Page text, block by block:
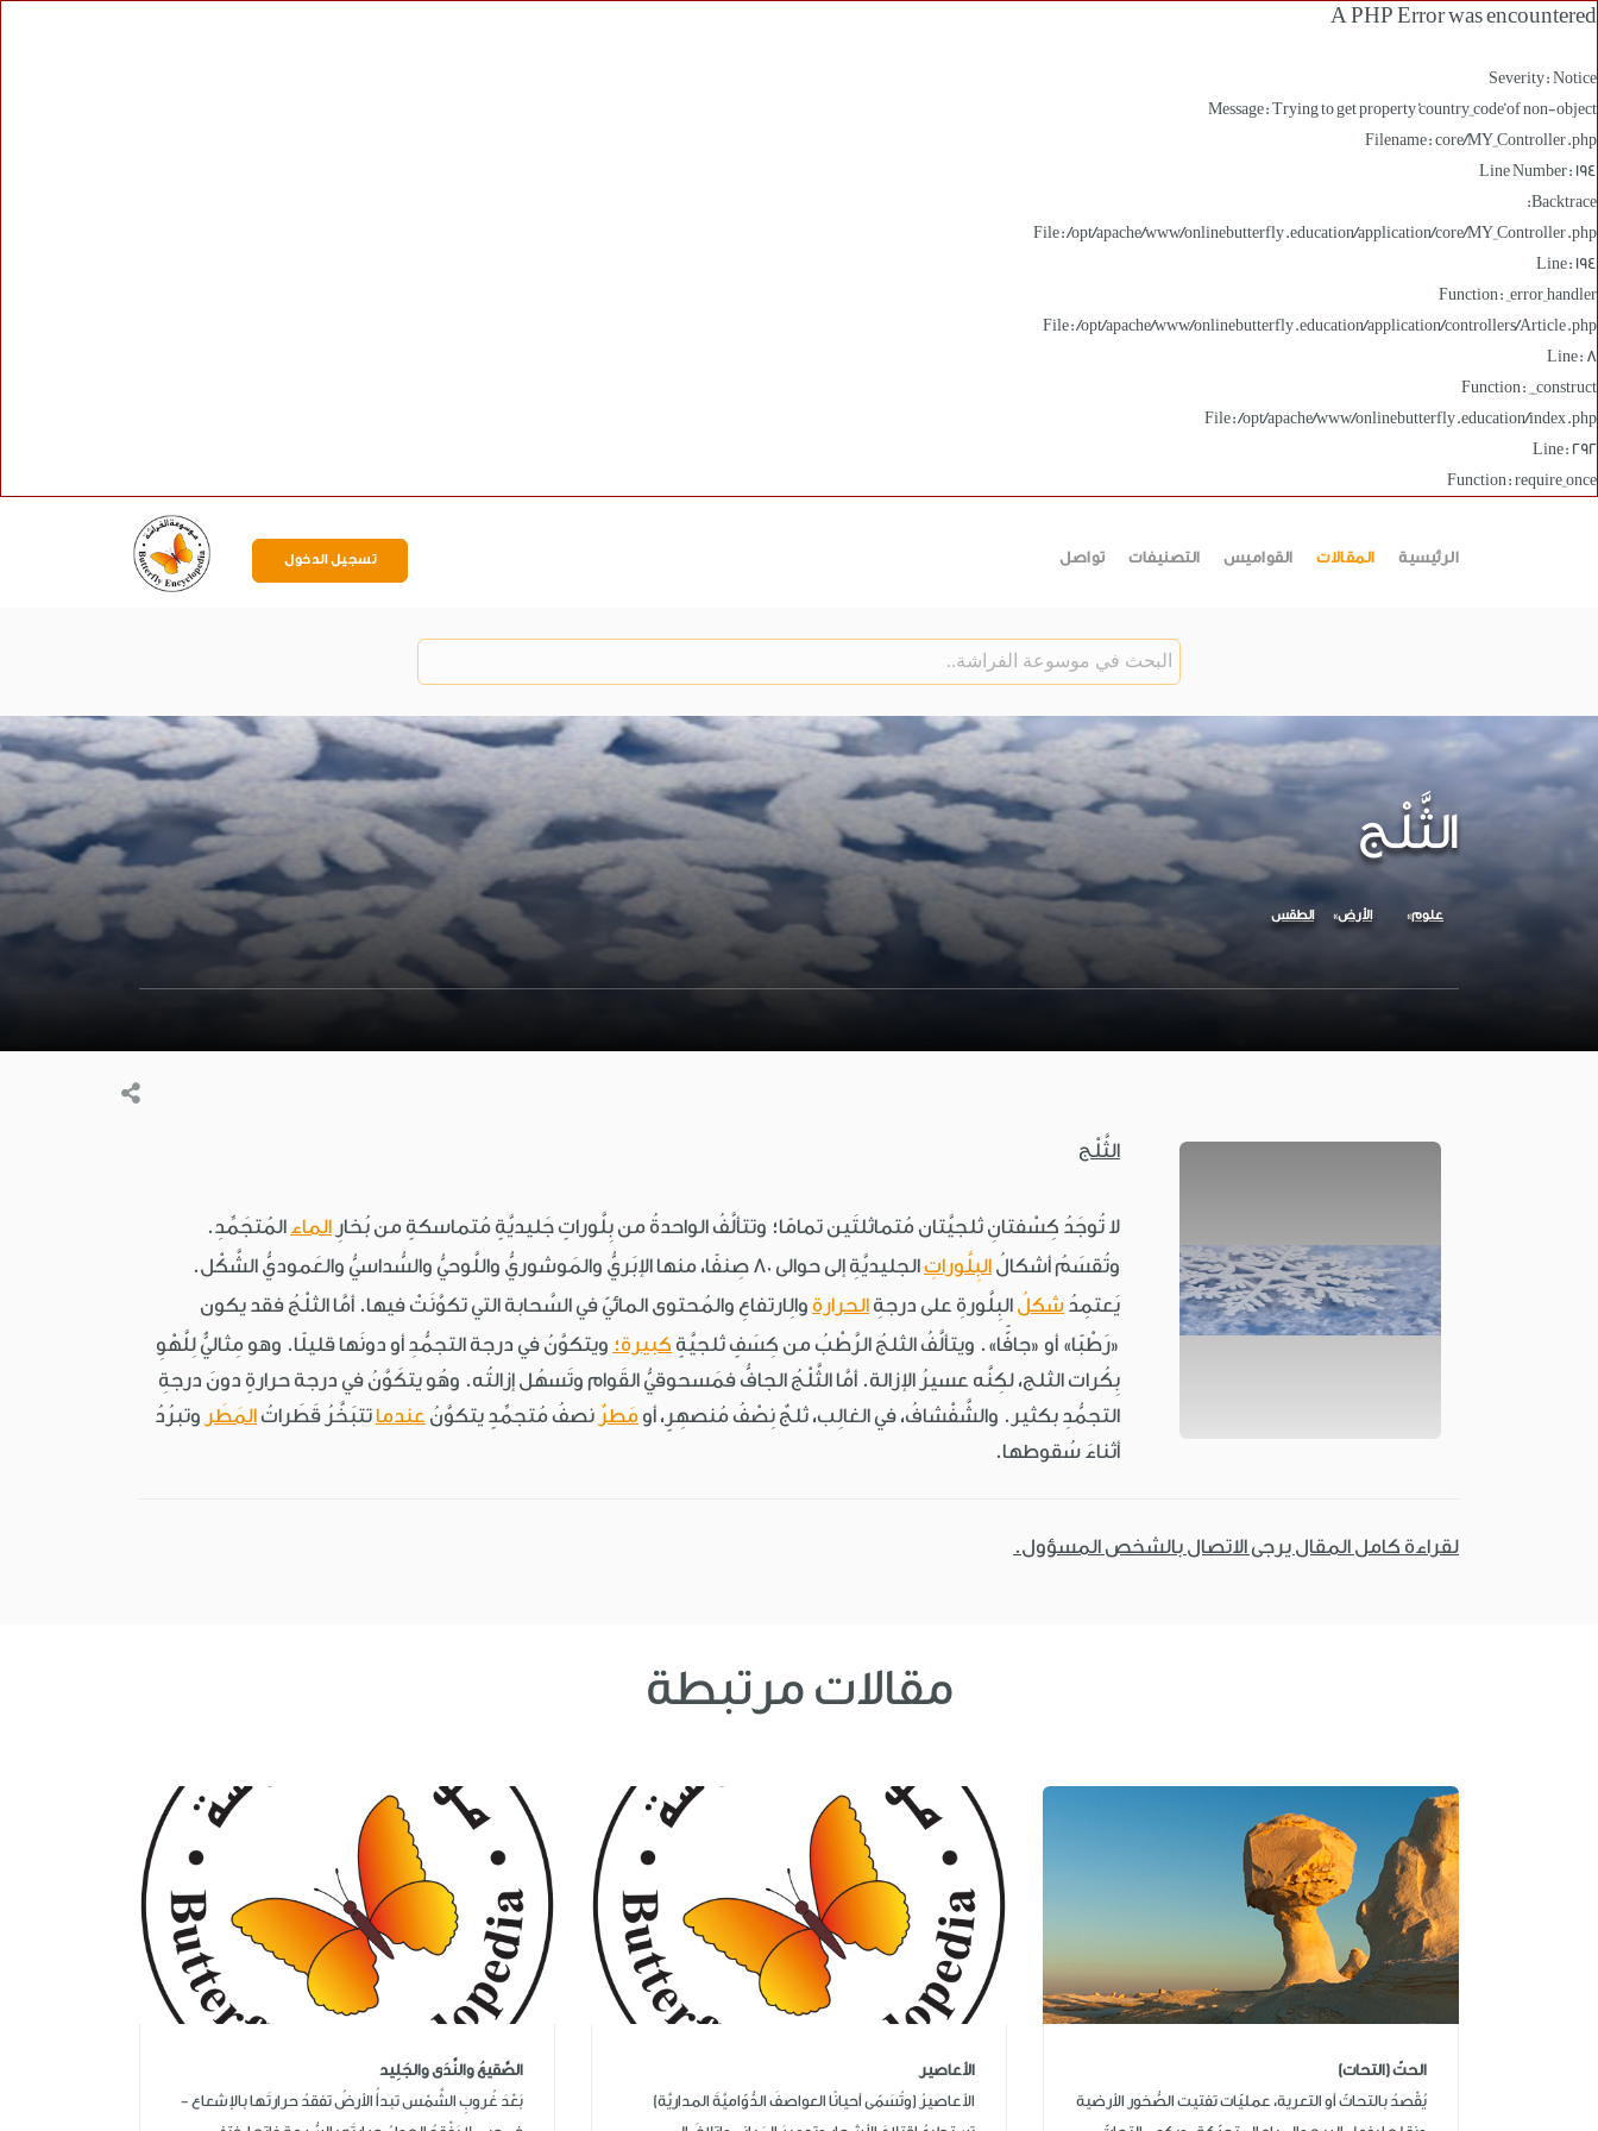
A PHP Error was encountered
Severity: Notice
Message: Trying to get property 'country_code' of non-object
Filename: core/MY_Controller.php
Line Number: 194
Backtrace:
File: /opt/apache/www/onlinebutterfly.education/application/core/MY_Controller.php
Line: 194
Function: _error_handler
File: /opt/apache/www/onlinebutterfly.education/application/controllers/Article.php
Line: 8
Function: __construct
File: /opt/apache/www/onlinebutterfly.education/index.php
Line: 292
Function: require_once
الرئيسية المقالات القواميس التصنيفات تواصل تسجيل الدخول
الثَّلْج
علوم الأرض الطقس
الثَّلْج
لا تُوجَدُ كِسْفتانِ ثلجيَّتان مُتماثلتَين تمامًا؛ وتتألَّفُ الواحدةُ من بِلَّوراتٍ جَليديَّةٍ مُتماسكةٍ من بُخارِ الماء المُتجَمِّدِ.
وتُقسَمُ أشكالُ البِلَّوراتِ
الجليديَّةِ إلى حوالى 80 صِنفًا، منها الإبَريُّ والمَوشوريُّ واللَّوحيُّ والسُّداسيُّ والعَموديُّ الشَّكْل.
يَعتمِدُ شكلُ البِلَّورةِ على درجةِ الحرارة والِارتفاعِ والمُحتوى المائيّ في السَّحابة التي تكوَّنَتْ فيها. أمَّا الثلْجُ فقد يكون
«رَطْبًا» أو «جافًّا». ويتألَّفُ الثلجُ الرَّطْبُ من كِسَفٍ ثلجيَّةٍ كبيرة؛ ويتكوَّنُ في درجة التجمُّدِ أو دونَها قليلًا. وهو مِثاليٌّ لِلَّهْوِ
بِكُرات الثلج، لكِنَّه عسيرُ الإزالة. أمَّا الثَّلْجُ الجافُّ فمَسحوقيُّ القَوام وتَسهُل إزالتُه. وهُو يتكَوَّنُ في درجة حرارةٍ دونَ درجةِ
التجمُّدِ بكثير. والشَّفْشافُ، في الغالِب، ثلجٌ نِصْفُ مُنصهِرٍ، أو مَطرٌ نصفُ مُتجمِّدٍ يتكوَّنُ عندماتتبَخَّرُ قَطَراتُ المَطَر وتبرُدُ
أثناءَ سُقوطها.
لقراءة كامل المقال يرجى الاتصال بالشخص المسؤول.
مقالات مرتبطة
الحتّ (التحات)
يُقْصدُ بالتحاتّ أو التعرية، عمليّات تفتيت الصُّخور الأرضية
الأعاصير
الأعاصيرُ (وتُسَمّى أحيانًا العواصفَ الدُّوّاميَّةَ المداريَّة)
الصَّقيعُ والنَّدَى والجَلِيد
بَعْدَ غُروبِ الشَّمْس تبدأُ الأرضُ تفقدُ حرارتَها بالإشعاع -